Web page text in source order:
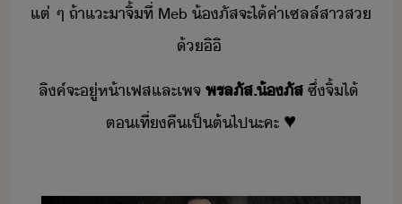
แต่​ ​ๆ​ ​ถ้า​แะ​า​จิ้​ที่​ ​Meb​ ​้​ภัส​จะ​ไ้​ค่า​เซลล์​สา​ส​
้​ิิ​ ​
ลิค์​จะ​ู่​ห้า​เฟส​และ​เพจ​พรลภัส​.​้​ภัส​ซึ่​จิ้​ไ้​ ​
ตเที่​คื​เป็ต้ไป​ะคะ​ ♥​️